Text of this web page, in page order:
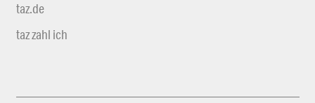
taz.de
taz zahl ich